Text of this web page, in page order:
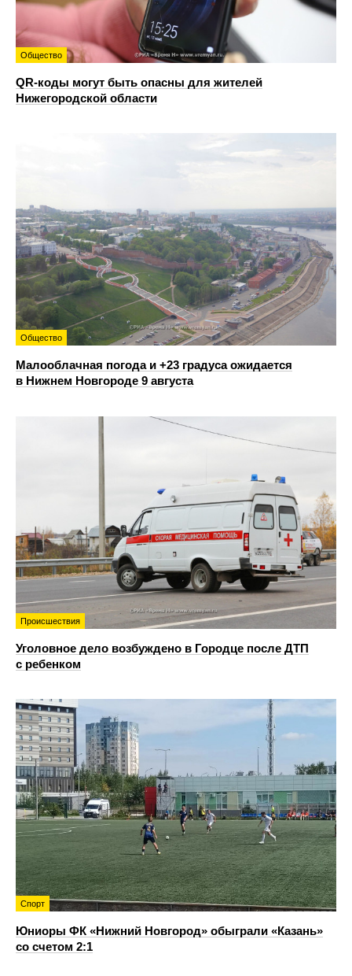
Общество
QR-коды могут быть опасны для жителей
Нижегородской области
Общество
Малооблачная погода и +23 градуса ожидается
в Нижнем Новгороде 9 августа
Происшествия
Уголовное дело возбуждено в Городце после ДТП
с ребенком
Спорт
Юниоры ФК «Нижний Новгород» обыграли «Казань»
со счетом 2:1